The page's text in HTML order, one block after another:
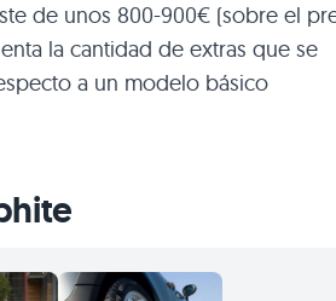
de unos 800-900€ (sobre el
la cantidad de extras que se
a un modelo básico